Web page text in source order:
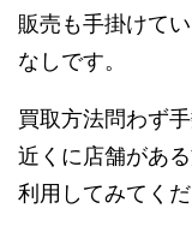
販売も手掛けて
なしです。
買取方法問わず
近くに店舗があ
利用してみてくだ